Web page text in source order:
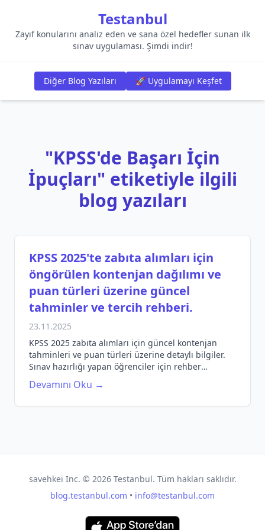
Testanbul
Zayıf konularını analiz eden ve sana özel hedefler sunan ilk
sınav uygulaması. Şimdi indir!
Diğer Blog Yazıları 🚀 Uygulamayı Keşfet
"KPSS'de Başarı İçin
İpuçları" etiketiyle ilgili
blog yazıları
KPSS 2025'te zabıta alımları için
öngörülen kontenjan dağılımı ve
puan türleri üzerine güncel
tahminler ve tercih rehberi.
23.11.2025
KPSS 2025 zabıta alımları için güncel kontenjan
tahminleri ve puan türleri üzerine detaylı bilgiler.
Sınav hazırlığı yapan öğrenciler için rehber
niteliğinde bilgiler.
Devamını Oku →
savehkei Inc. © 2026Testanbul. Tüm hakları saklıdır.
blog.testanbul.com • info@testanbul.com